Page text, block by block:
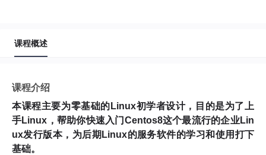
5分41秒 2021-04-13
Centos8系统配置
课程概述
课程介绍
本课程主要为零基础的Linux初学者设计，目的是为了上
手Linux，帮助你快速入门Centos8这个最流行的企业Lin
ux发行版本，为后期Linux的服务软件的学习和使用打下
基础。